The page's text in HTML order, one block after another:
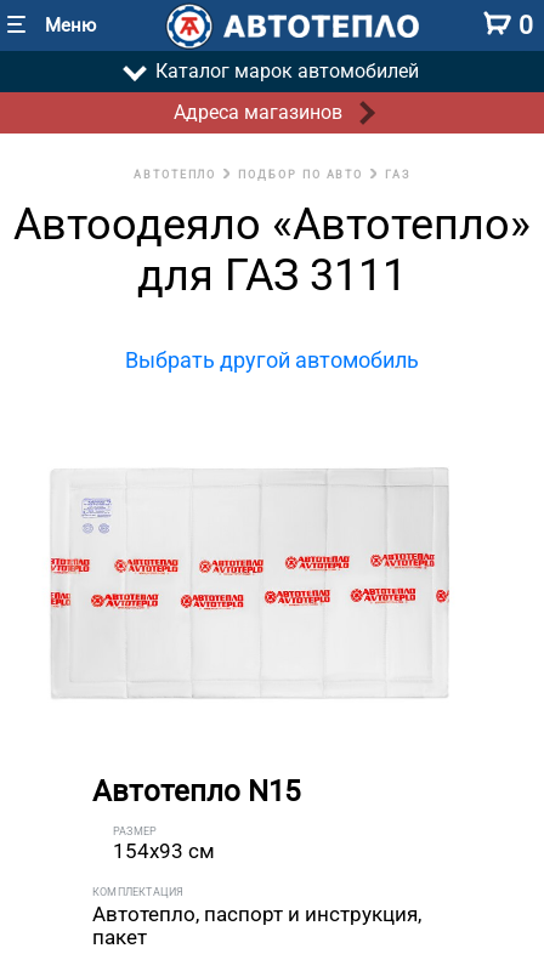
Меню 0
Каталог марок автомобилей
Адреса магазинов
АВТОТЕПЛО ПОДБОР ПО АВТО ГАЗ
Автоодеяло «Автотепло»
для ГАЗ 3111
Выбрать другой автомобиль
Автотепло N15
РАЗМЕР
154x93 см
КОМПЛЕКТАЦИЯ
Автотепло, паспорт и инструкция,
пакет